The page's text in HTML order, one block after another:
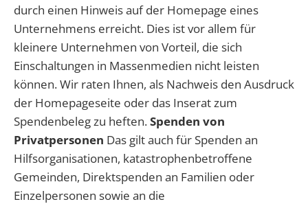
durch einen Hinweis auf der Homepage eines
Unternehmens erreicht. Dies ist vor allem für
kleinere Unternehmen von Vorteil, die sich
Einschaltungen in Massenmedien nicht leisten
können. Wir raten Ihnen, als Nachweis den Ausdruck
der Homepageseite oder das Inserat zum
Spendenbeleg zu heften.Spenden von
Privatpersonen Das gilt auch für Spenden an
Hilfsorganisationen, katastrophenbetroffene
Gemeinden, Direktspenden an Familien oder
Einzelpersonen sowie an die